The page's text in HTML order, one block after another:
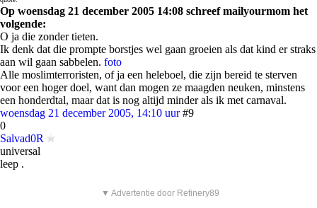
Op woensdag 21 december 2005 14:08 schreef mailyourmom het
volgende:
O ja die zonder tieten.
Ik denk dat die prompte borstjes wel gaan groeien als dat kind er straks
aan wil gaan sabbelen. foto
Alle moslimterroristen, of ja een heleboel, die zijn bereid te sterven
voor een hoger doel, want dan mogen ze maagden neuken, minstens
een honderdtal, maar dat is nog altijd minder als ik met carnaval.
woensdag 21 december 2005, 14:10 uur #9
0
Salvad0R
universal
leep .
▼ Advertentie door Refinery89